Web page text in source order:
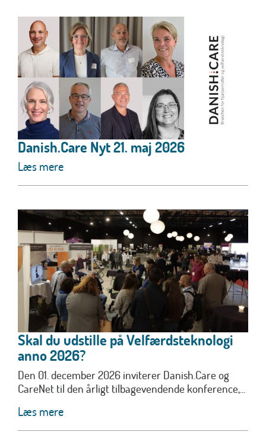
Danish.Care Nyt 21. maj 2026
Læs mere
Skal du udstille på Velfærdsteknologi
anno 2026?
Den 01. december 2026 inviterer Danish.Care og
CareNet til den årligt tilbagevendende konference,...
Læs mere